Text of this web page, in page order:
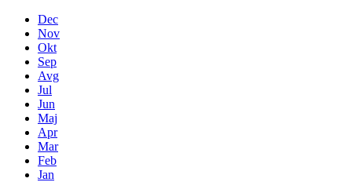
Dec
Nov
Okt
Sep
Avg
Jul
Jun
Maj
Apr
Mar
Feb
Jan